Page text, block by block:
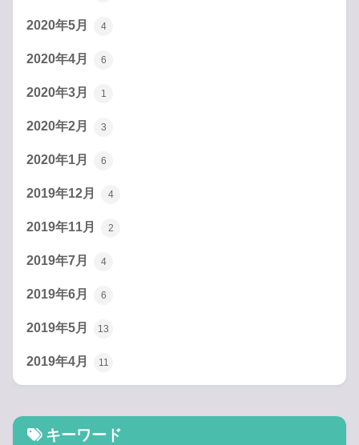
2020年5月 4
2020年4月 6
2020年3月 1
2020年2月 3
2020年1月 6
2019年12月 4
2019年11月 2
2019年7月 4
2019年6月 6
2019年5月 13
2019年4月 11
キーワード